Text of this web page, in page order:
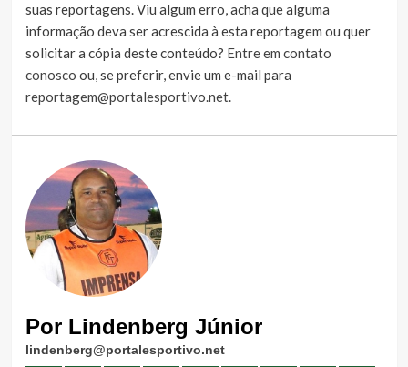
suas reportagens. Viu algum erro, acha que alguma
informação deva ser acrescida à esta reportagem ou quer
solicitar a cópia deste conteúdo? Entre em contato
conosco ou, se preferir, envie um e-mail para
reportagem@portalesportivo.net.
Por Lindenberg Júnior
lindenberg@portalesportivo.net